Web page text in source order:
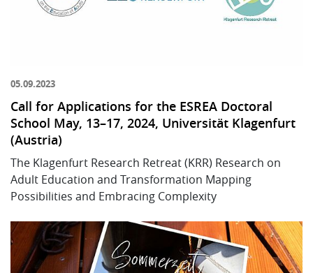
05.09.2023
Call for Applications for the ESREA Doctoral
School May, 13–17, 2024, Universität Klagenfurt
(Austria)
The Klagenfurt Research Retreat (KRR) Research on
Adult Education and Transformation Mapping
Possibilities and Embracing Complexity